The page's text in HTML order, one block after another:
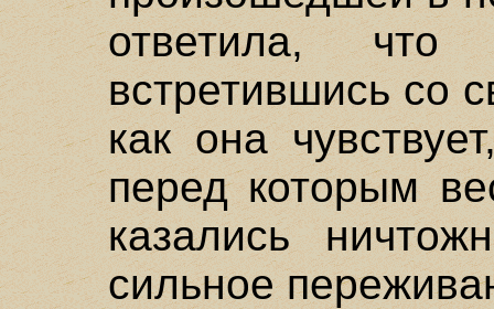
ответила,
встретившись со
как она
перед которым
казались
сильное